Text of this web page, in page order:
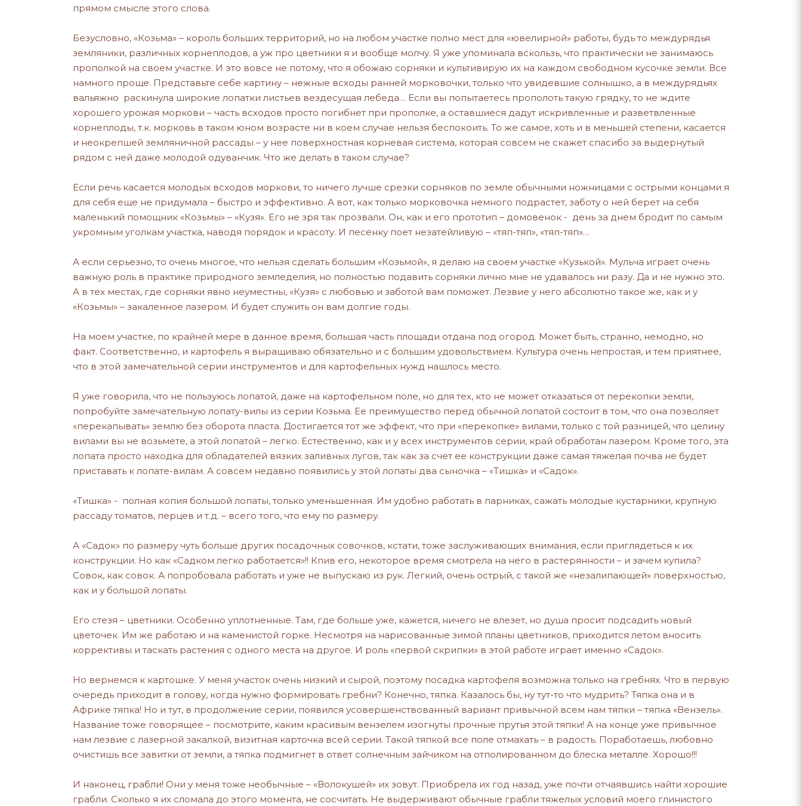
прямом смысле этого слова.
Безусловно, «Козьма» – король больших территорий, но на любом участке полно мест для «ювелирной» работы, будь то междурядья
земляники, различных корнеплодов, а уж про цветники я и вообще молчу. Я уже упоминала вскользь, что практически не занимаюсь
прополкой на своем участке. И это вовсе не потому, что я обожаю сорняки и культивирую их на каждом свободном кусочке земли. Все
намного проще. Представьте себе картину – нежные всходы ранней морковочки, только что увидевшие солнышко, а в междурядьях
вальяжно раскинула широкие лопатки листьев вездесущая лебеда… Если вы попытаетесь прополоть такую грядку, то не ждите
хорошего урожая моркови – часть всходов просто погибнет при прополке, а оставшиеся дадут искривленные и разветвленные
корнеплоды, т.к. морковь в таком юном возрасте ни в коем случае нельзя беспокоить. То же самое, хоть и в меньшей степени, касается
и неокрепшей земляничной рассады – у нее поверхностная корневая система, которая совсем не скажет спасибо за выдернутый
рядом с ней даже молодой одуванчик. Что же делать в таком случае?
Если речь касается молодых всходов моркови, то ничего лучше срезки сорняков по земле обычными ножницами с острыми концами я
для себя еще не придумала – быстро и эффективно. А вот, как только морковочка немного подрастет, заботу о ней берет на себя
маленький помощник «Козьмы» – «Кузя». Его не зря так прозвали. Он, как и его прототип – домовенок - день за днем бродит по самым
укромным уголкам участка, наводя порядок и красоту. И песенку поет незатейливую – «тяп-тяп», «тяп-тяп»…
А если серьезно, то очень многое, что нельзя сделать большим «Козьмой», я делаю на своем участке «Кузькой». Мульча играет очень
важную роль в практике природного земледелия, но полностью подавить сорняки лично мне не удавалось ни разу. Да и не нужно это.
А в тех местах, где сорняки явно неуместны, «Кузя» с любовью и заботой вам поможет. Лезвие у него абсолютно такое же, как и у
«Козьмы» – закаленное лазером. И будет служить он вам долгие годы.
На моем участке, по крайней мере в данное время, большая часть площади отдана под огород. Может быть, странно, немодно, но
факт. Соответственно, и картофель я выращиваю обязательно и с большим удовольствием. Культура очень непростая, и тем приятнее,
что в этой замечательной серии инструментов и для картофельных нужд нашлось место.
Я уже говорила, что не пользуюсь лопатой, даже на картофельном поле, но для тех, кто не может отказаться от перекопки земли,
попробуйте замечательную лопату-вилы из серии Козьма. Ее преимущество перед обычной лопатой состоит в том, что она позволяет
«перекапывать» землю без оборота пласта. Достигается тот же эффект, что при «перекопке» вилами, только с той разницей, что целину
вилами вы не возьмете, а этой лопатой – легко. Естественно, как и у всех инструментов серии, край обработан лазером. Кроме того, эта
лопата просто находка для обладателей вязких заливных лугов, так как за счет ее конструкции даже самая тяжелая почва не будет
приставать к лопате-вилам. А совсем недавно появились у этой лопаты два сыночка – «Тишка» и «Садок».
«Тишка» - полная копия большой лопаты, только уменьшенная. Им удобно работать в парниках, сажать молодые кустарники, крупную
рассаду томатов, перцев и т.д. – всего того, что ему по размеру.
А «Садок» по размеру чуть больше других посадочных совочков, кстати, тоже заслуживающих внимания, если приглядеться к их
конструкции. Но как «Садком легко работается»!! Кпив его, некоторое время смотрела на него в растерянности – и зачем купила?
Совок, как совок. А попробовала работать и уже не выпускаю из рук. Легкий, очень острый, с такой же «незалипающей» поверхностью,
как и у большой лопаты.
Его стезя – цветники. Особенно уплотненные. Там, где больше уже, кажется, ничего не влезет, но душа просит подсадить новый
цветочек. Им же работаю и на каменистой горке. Несмотря на нарисованные зимой планы цветников, приходится летом вносить
коррективы и таскать растения с одного места на другое. И роль «первой скрипки» в этой работе играет именно «Садок».
Но вернемся к картошке. У меня участок очень низкий и сырой, поэтому посадка картофеля возможна только на гребнях. Что в первую
очередь приходит в голову, когда нужно формировать гребни? Конечно, тяпка. Казалось бы, ну тут-то что мудрить? Тяпка она и в
Африке тяпка! Но и тут, в продолжение серии, появился усовершенствованный вариант привычной всем нам тяпки – тяпка «Вензель».
Название тоже говорящее – посмотрите, каким красивым вензелем изогнуты прочные прутья этой тяпки! А на конце уже привычное
нам лезвие с лазерной закалкой, визитная карточка всей серии. Такой тяпкой все поле отмахать – в радость. Поработаешь, любовно
очистишь все завитки от земли, а тяпка подмигнет в ответ солнечным зайчиком на отполированном до блеска металле. Хорошо!!!
И наконец, грабли! Они у меня тоже необычные – «Волокушей» их зовут. Приобрела их год назад, уже почти отчаявшись найти хорошие
грабли. Сколько я их сломала до этого момента, не сосчитать. Не выдерживают обычные грабли тяжелых условий моего глинистого